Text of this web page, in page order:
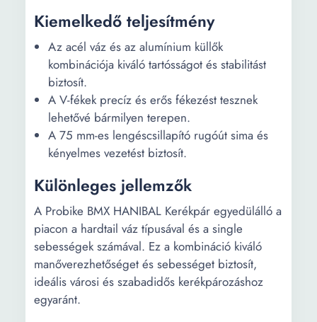
Kiemelkedő teljesítmény
Az acél váz és az alumínium küllők
kombinációja kiváló tartósságot és stabilitást
biztosít.
A V-fékek precíz és erős fékezést tesznek
lehetővé bármilyen terepen.
A 75 mm-es lengéscsillapító rugóút sima és
kényelmes vezetést biztosít.
Különleges jellemzők
A Probike BMX HANIBAL Kerékpár egyedülálló a
piacon a hardtail váz típusával és a single
sebességek számával. Ez a kombináció kiváló
manőverezhetőséget és sebességet biztosít,
ideális városi és szabadidős kerékpározáshoz
egyaránt.